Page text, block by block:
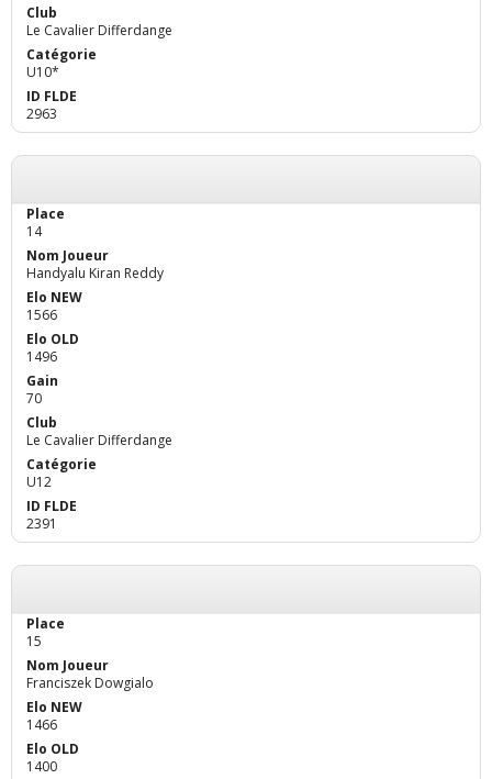
Le Cavalier Differdange
U10*
2963
14
Handyalu Kiran Reddy
1566
1496
70
Le Cavalier Differdange
U12
2391
15
Franciszek Dowgialo
1466
1400